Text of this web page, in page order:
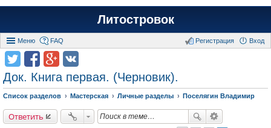
Литостровок
Меню FAQ Вход
Регистрация
Док. Книга первая. (Черновик).
Список разделов Мастерская Личные разделы Поселягин Владимир
Ответить